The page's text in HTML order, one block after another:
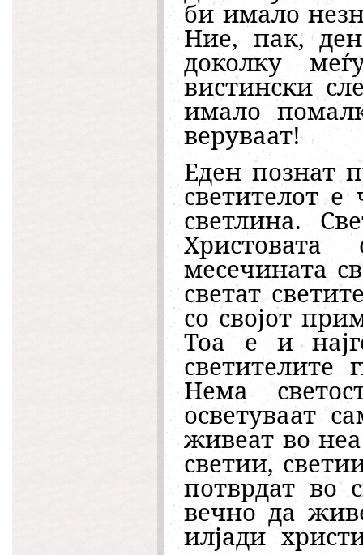
би имало
Ние, пак,
доколку
вистински
имало
веруваат!
Еден познат
светителот е
светлина.
месечината
светат
со својот
Тоа е и
светителите
Нема
осветуваат
живеат во
светии,
потврдат во
вечно да
илјади